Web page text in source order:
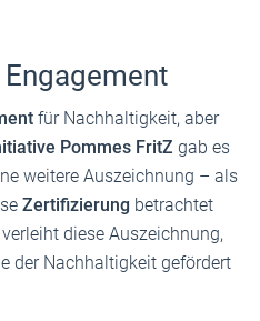
für Nachhaltigkeit, aber
Pommes FritZ gab es
weitere Auszeichnung – als
Zertifizierung betrachtet
diese Auszeichnung,
der Nachhaltigkeit gefördert